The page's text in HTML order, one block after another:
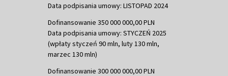
Data podpisania umowy: LISTOPAD 2024
Dofinansowanie 350 000 000,00 PLN
Data podpisania umowy: STYCZEŃ 2025
(wpłaty styczeń 90 mln, luty 130 mln,
marzec 130 mln)
Dofinansowanie 300 000 000,00 PLN